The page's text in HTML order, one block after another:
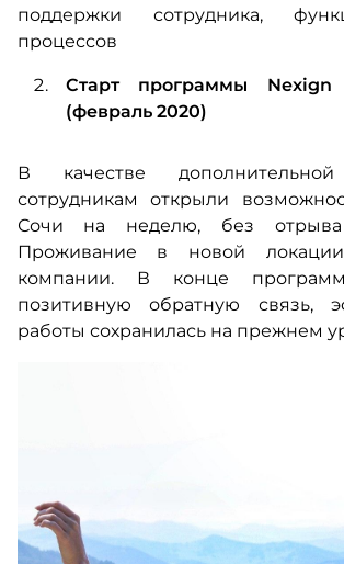
поддержки сотрудника,
процессов
Старт программы Nexign
(февраль 2020)
В качестве
сотрудникам открыли
Сочи на неделю, без
Проживание в новой
компании. В конце
позитивную обратную связь,
работы сохранилась на прежнем